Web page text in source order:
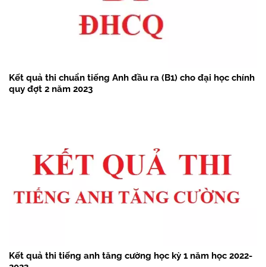
Kết quả thi chuẩn tiếng Anh đầu ra (B1) cho đại học chính
quy đợt 2 năm 2023
Kết quả thi tiếng anh tăng cường học kỳ 1 năm học 2022-